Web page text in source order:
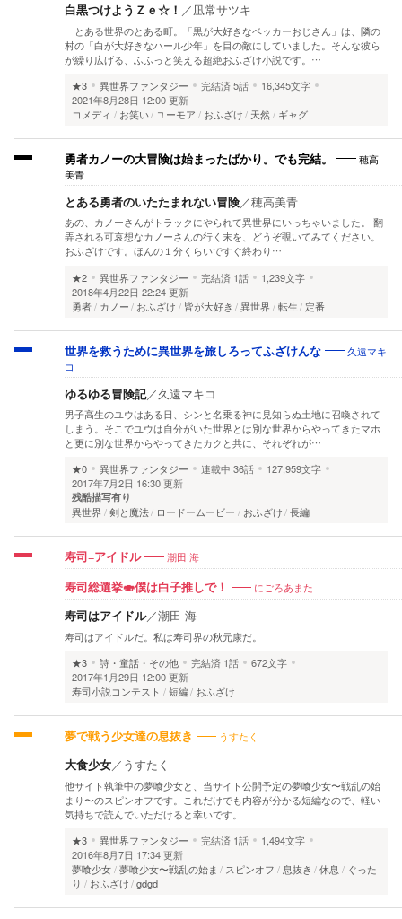
白黒つけようＺｅ☆！ ／凪常サツキ
とある世界のとある町。「黒が大好きなベッカーおじさん」は、隣の
村の「白が大好きなハール少年」を目の敵にしていました。そんな彼ら
が繰り広げる、ふふっと笑える超絶おふざけ小説です。…
★3
異世界ファンタジー 完結済5話
16,345文字
2021年8月28日 12:00 更新
コメディ
お笑い ユーモア おふざけ 天然 ギャグ
勇者カノーの大冒険は始まったばかり。でも完結。
穂高
美青
とある勇者のいたたまれない冒険／穂高美青
あの、カノーさんがトラックにやられて異世界にいっちゃいました。 翻
弄される可哀想なカノーさんの行く末を、どうぞ覗いてみてください。
おふざけです。ほんの１分くらいですぐ終わり…
★2
異世界ファンタジー 完結済 1話
1,239文字
2018年4月22日 22:24 更新
勇者
カノー おふざけ 皆が大好き 異世界 転生 定番
世界を救うために異世界を旅しろってふざけんな
久遠マキ
コ
ゆるゆる冒険記／久遠マキコ
男子高生のユウはある日、シンと名乗る神に見知らぬ土地に召喚されて
しまう。そこでユウは自分がいた世界とは別な世界からやってきたマホ
と更に別な世界からやってきたカクと共に、それぞれが…
★0
異世界ファンタジー 連載中 36話
127,959文字
2017年7月2日 16:30 更新
残酷描写有り
異世界 剣と魔法 ロードームービー おふざけ 長編
寿司=アイドル 潮田 海
寿司総選挙🍣僕は白子推しで！ にごろあまた
寿司はアイドル／潮田 海
寿司はアイドルだ。私は寿司界の秋元康だ。
★3
詩・童話・その他 完結済 1話
672文字
2017年1月29日 12:00 更新
寿司小説コンテスト
短編 おふざけ
夢で戦う少女達の息抜き うすたく
大食少女／ うすたく
他サイト執筆中の夢喰少女と、当サイト公開予定の夢喰少女〜戦乱の始
まり〜のスピンオフです。これだけでも内容が分かる短編なので、軽い
気持ちで読んでいただけると幸いです。
★3
異世界ファンタジー 完結済 1話
1,494文字
2016年8月7日 17:34 更新
夢喰少女 夢喰少女〜戦乱の始ま スピンオフ 息抜き 休息
ぐった
り
おふざけ gdgd